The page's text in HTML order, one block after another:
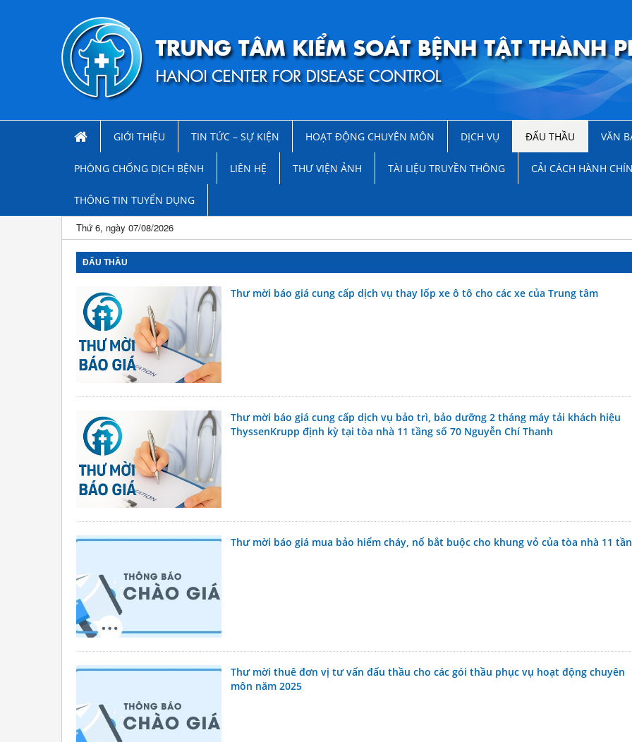
GIỚI THIỆU TIN TỨC – SỰ KIỆN HOẠT ĐỘNG CHUYÊN MÔN DỊCH VỤ ĐẤU THẦU VĂN
PHÒNG CHỐNG DỊCH BỆNH LIÊN HỆ THƯ VIỆN ẢNH TÀI LIỆU TRUYỀN THÔNG CẢI CÁCH HÀNH
THÔNG TIN TUYỂN DỤNG
Thứ 6, ngày 07/08/2026
ĐẤU THẦU
Thư mời báo giá cung cấp dịch vụ thay lốp xe ô tô cho các xe của Trung tâm
Thư mời báo giá cung cấp dịch vụ bảo trì, bảo dưỡng 2 tháng máy tải khách hiệu
ThyssenKrupp định kỳ tại tòa nhà 11 tầng số 70 Nguyễn Chí Thanh
Thư mời báo giá mua bảo hiểm cháy, nổ bắt buộc cho khung vỏ của tòa nhà 11
Thư mời thuê đơn vị tư vấn đấu thầu cho các gói thầu phục vụ hoạt động chuyên
môn năm 2025